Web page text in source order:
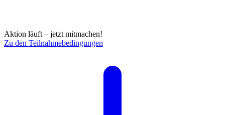
Aktion läuft – jetzt mitmachen!
Zu den Teilnahmebedingungen